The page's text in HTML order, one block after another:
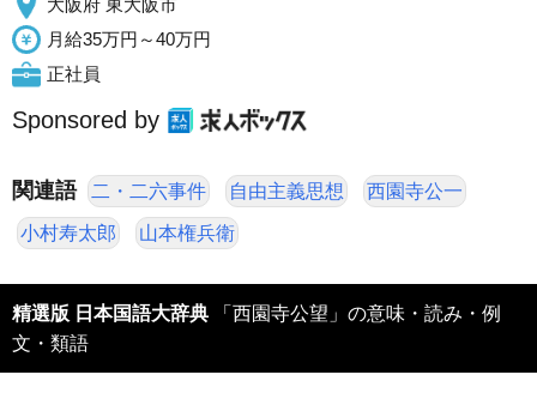
大阪府 東大阪市
月給35万円～40万円
正社員
Sponsored by
関連語 二・二六事件 自由主義思想 西園寺公一
小村寿太郎 山本権兵衛
精選版 日本国語大辞典 「西園寺公望」の意味・読み・例
文・類語